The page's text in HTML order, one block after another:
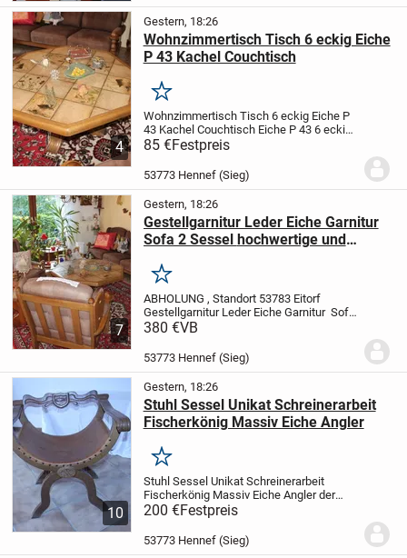
4
Gestern, 18:26
Wohnzimmertisch Tisch 6 eckig Eiche
P 43 Kachel Couchtisch
Merken
Wohnzimmertisch Tisch 6 eckig Eiche P
43 Kachel Couchtisch Eiche P 436 eckig
Kachel teilweise mit Motiven
Form und Zustand siehe Fotos. Verkauf
ohne Dekoration Privatverkauf...
85 €Festpreis
53773 Hennef (Sieg)
7
Gestern, 18:26
Gestellgarnitur Leder Eiche Garnitur
Sofa 2 Sessel hochwertige und
Merken
ABHOLUNG , Standort 53783 Eitorf
Gestellgarnitur Leder Eiche Garnitur Sofa
2 Sessel hochwertige und neuwertige
braunSofa dreisitz2 Sessel
380 €VB
53773 Hennef (Sieg)
10
Gestern, 18:26
Stuhl Sessel Unikat Schreinerarbeit
Fischerkönig Massiv Eiche Angler
Merken
Stuhl Sessel Unikat Schreinerarbeit
Fischerkönig Massiv Eiche Angler der
Stuhl wurde in den 60iger Jahren von
meinem Vater gefertigt Scheiner und
Angler der Stuhl idt in Eiche
Massivholzgearbeit...
200 €Festpreis
53773 Hennef (Sieg)